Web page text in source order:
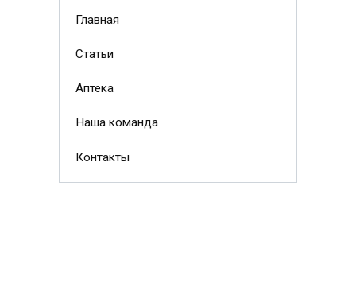
Главная
Статьи
Аптека
Наша команда
Контакты